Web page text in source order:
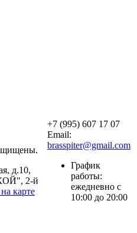
д.10,
2-й
карте
+7 (995) 607 17 07
Email:
brasspiter@gmail.com
График
работы:
ежедневно с
10:00 до 20:00